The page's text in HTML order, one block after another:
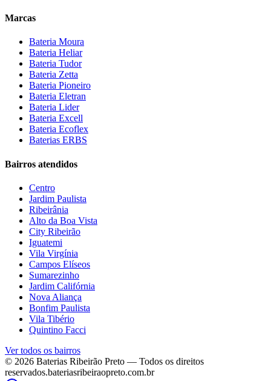
Marcas
Bateria Moura
Bateria Heliar
Bateria Tudor
Bateria Zetta
Bateria Pioneiro
Bateria Eletran
Bateria Lider
Bateria Excell
Bateria Ecoflex
Baterias ERBS
Bairros atendidos
Centro
Jardim Paulista
Ribeirânia
Alto da Boa Vista
City Ribeirão
Iguatemi
Vila Virgínia
Campos Elíseos
Sumarezinho
Jardim Califórnia
Nova Aliança
Bonfim Paulista
Vila Tibério
Quintino Facci
Ver todos os bairros
© 2026 Baterias Ribeirão Preto — Todos os direitos
reservados.bateriasribeiraopreto.com.br